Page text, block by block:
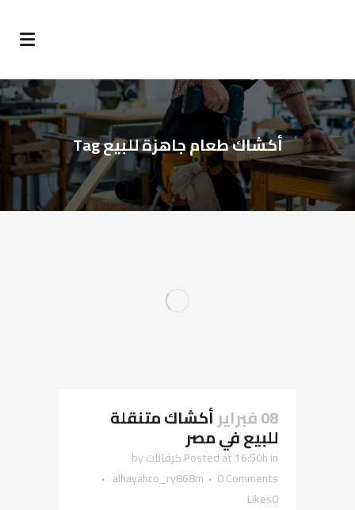
أكشاك طعام جاهزة للبيع Tag
08 فبراير أكشاك متنقلة
للبيع في مصر
Posted at 16:50hin كرفاناتby
alhayahco_ry868m
0 Comments
0
Likes